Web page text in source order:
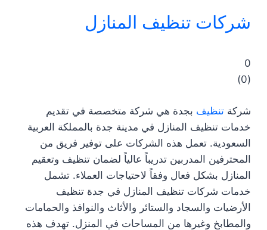
شركات تنظيف المنازل
0
(
0
)
شركة تنظيف بجدة هي شركة متخصصة في تقديم
خدمات تنظيف المنازل في مدينة جدة بالمملكة العربية
السعودية. تعمل هذه الشركات على توفير فريق من
المحترفين المدربين تدريباً عالياً لضمان تنظيف وتعقيم
المنازل بشكل فعال وفقاً لاحتياجات العملاء. تشمل
خدمات شركات تنظيف المنازل في جدة تنظيف
الأرضيات والسجاد والستائر والأثاث والنوافذ والحمامات
والمطابخ وغيرها من المساحات في المنزل. تهدف هذه